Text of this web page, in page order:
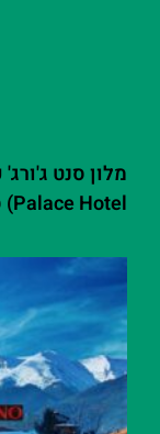
Palace Hotel) סקירה